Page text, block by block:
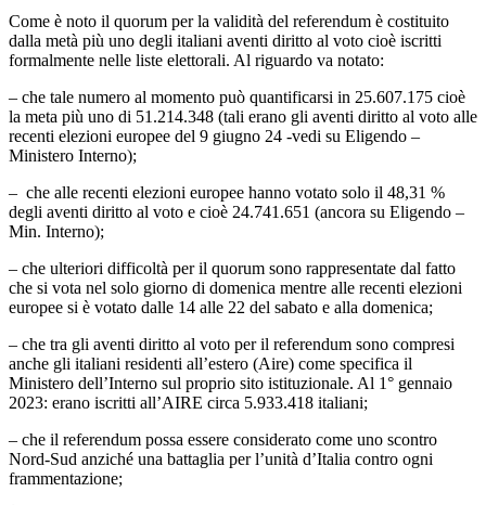
Come è noto il quorum per la validità del referendum è costituito
dalla metà più uno degli italiani aventi diritto al voto cioè iscritti
formalmente nelle liste elettorali. Al riguardo va notato:
– che tale numero al momento può quantificarsi in 25.607.175 cioè
la meta più uno di 51.214.348 (tali erano gli aventi diritto al voto alle
recenti elezioni europee del 9 giugno 24 -vedi su Eligendo –
Ministero Interno);
– che alle recenti elezioni europee hanno votato solo il 48,31 %
degli aventi diritto al voto e cioè 24.741.651 (ancora su Eligendo –
Min. Interno);
– che ulteriori difficoltà per il quorum sono rappresentate dal fatto
che si vota nel solo giorno di domenica mentre alle recenti elezioni
europee si è votato dalle 14 alle 22 del sabato e alla domenica;
– che tra gli aventi diritto al voto per il referendum sono compresi
anche gli italiani residenti all’estero (Aire) come specifica il
Ministero dell’Interno sul proprio sito istituzionale. Al 1° gennaio
2023: erano iscritti all’AIRE circa 5.933.418 italiani;
– che il referendum possa essere considerato come uno scontro
Nord-Sud anziché una battaglia per l’unità d’Italia contro ogni
frammentazione;